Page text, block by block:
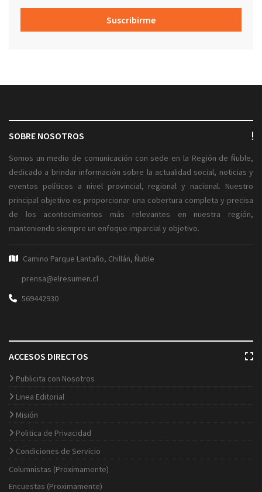
Suscribirme
SOBRE NOSOTROS
Somos un medio de comunicación con sede en la Región de Ñuble,
dedicado a brindar información sobre la actualidad social, noticias y
eventos políticos a nivel provincial, regional y nacional. Nuestro
principal objetivo es proporcionar una cobertura completa y precisa
de los acontecimientos más relevantes en nuestra región,
manteniendo siempre un enfoque imparcial y objetivo.
Camino Parque Lantaño, Chillán, Ñuble
prensa@elresumen.cl
569442930
ACCESOS DIRECTOS
Publicita con Nosotros
Linea Editorial
Misión
Politica de Privacidad
Condiciones de Servicio
Columnistas (Proximamente)
Encuestas (Proximamente)